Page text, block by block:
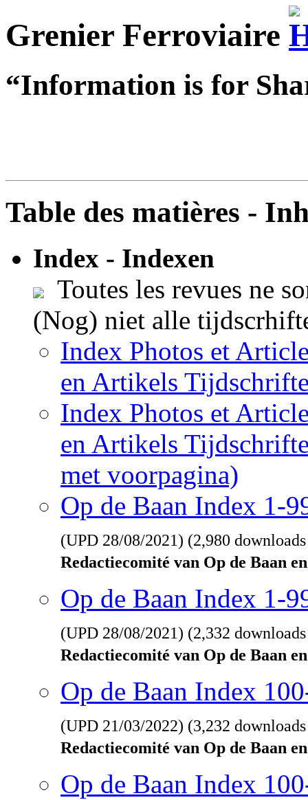
Grenier Ferroviaire
“Information is for
Table des matières -
Index - Indexen
Toutes les revues ne
(Nog) niet alle
Index Photos et
en Artikels
Index Photos et
en Artikels
met voorpagina)
Op de Baan Index 1-
(UPD 28/08/2021) (2,980
Redactiecomité van Op de Baan
Op de Baan Index 1-
(UPD 28/08/2021) (2,332
Redactiecomité van Op de Baan
Op de Baan Index
(UPD 21/03/2022) (3,232
Redactiecomité van Op de Baan
Op de Baan Index